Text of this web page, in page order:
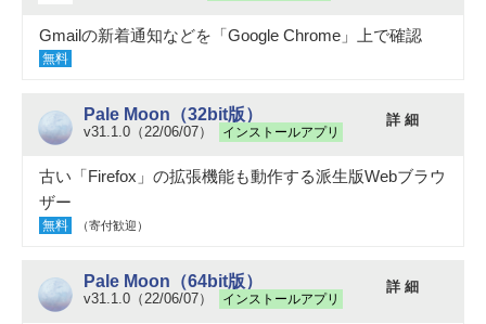
Gmailの新着通知などを「Google Chrome」上で確認
無料
Pale Moon（32bit版）
v31.1.0（22/06/07） インストールアプリ
詳 細
古い「Firefox」の拡張機能も動作する派生版Webブラウ
ザー
無料 （寄付歓迎）
Pale Moon（64bit版）
v31.1.0（22/06/07） インストールアプリ
詳 細